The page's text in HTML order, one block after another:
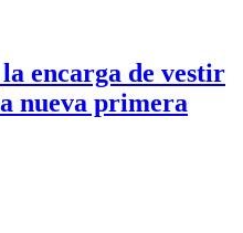
encarga de vestir
nueva primera